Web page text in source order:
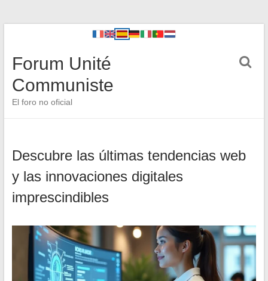
Forum Unité
Communiste
El foro no oficial
Descubre las últimas tendencias web
y las innovaciones digitales
imprescindibles